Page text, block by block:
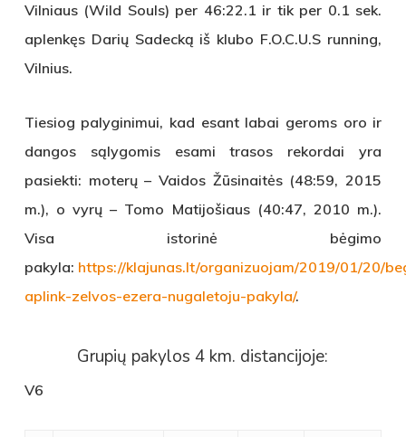
Vilniaus (Wild Souls) per 46:22.1 ir tik per 0.1 sek.
aplenkęs Darių Sadecką iš klubo F.O.C.U.S running,
Vilnius.
Tiesiog palyginimui, kad esant labai geroms oro ir
dangos sąlygomis esami trasos rekordai yra
pasiekti: moterų – Vaidos Žūsinaitės (48:59, 2015
m.), o vyrų – Tomo Matijošiaus (40:47, 2010 m.).
Visa istorinė bėgimo
pakyla: https://klajunas.lt/organizuojam/2019/01/20/
aplink-zelvos-ezera-nugaletoju-pakyla/.
Grupių pakylos 4 km. distancijoje:
V6